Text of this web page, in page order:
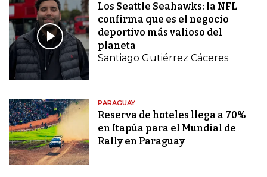
Los Seattle Seahawks: la NFL
confirma que es el negocio
deportivo más valioso del
planeta
Santiago Gutiérrez Cáceres
PARAGUAY
Reserva de hoteles llega a 70%
en Itapúa para el Mundial de
Rally en Paraguay